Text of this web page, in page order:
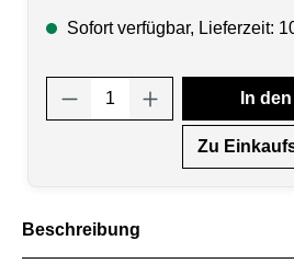
Sofort verfügbar, Lieferzeit:
Produkt Anzahl: Gib
In
Zu
Beschreibung